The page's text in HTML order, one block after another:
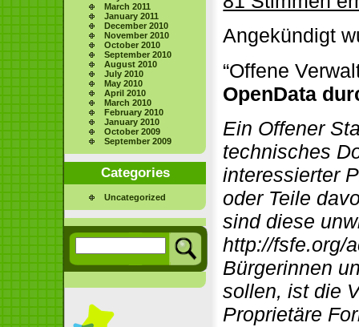
March 2011
January 2011
December 2010
November 2010
October 2010
September 2010
August 2010
July 2010
May 2010
April 2010
March 2010
February 2010
January 2010
October 2009
September 2009
Categories
Uncategorized
Angekündigt
“Offene
OpenData
Ein Offener
technisches
interessierter
oder Teile
sind diese
http://fsfe.org/
Bürgerinnen
sollen, ist die
Proprietäre